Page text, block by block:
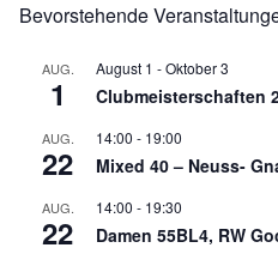
Bevorstehende
AUG.
1
August 1 -Oktober 3
Clubmeisterschaften
AUG.
22
14:00 - 19:00
Mixed 40 – Neuss-
AUG.
22
14:00 - 19:30
Damen 55BL4, RW